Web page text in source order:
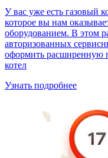
У вас уже есть газовый
которое вы нам
оборудованием. В этом
авторизованных
оформить расширенную
котел
Узнать подробнее